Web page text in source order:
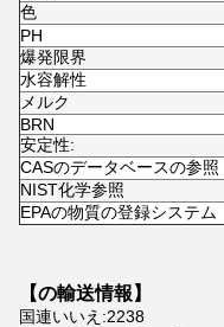
色
PH
爆発限界
水容解性
メルク
BRN
安定性:
CASのデータベースの参照
NIST化学参照
EPAの物質の登録システム
【の輸送情報】
国連いいえ:2238